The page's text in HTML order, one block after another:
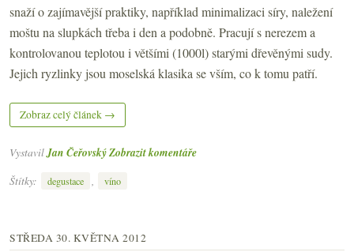
snaží o zajímavější praktiky, například minimalizaci síry, naležení
moštu na slupkách třeba i den a podobně. Pracují s nerezem a
kontrolovanou teplotou i většími (1000l) starými dřevěnými sudy.
Jejich ryzlinky jsou moselská klasika se vším, co k tomu patří.
Zobraz celý článek →
Vystavil Jan ČeřovskýZobrazit komentáře
Štítky:
degustace , víno
STŘEDA 30. KVĚTNA 2012